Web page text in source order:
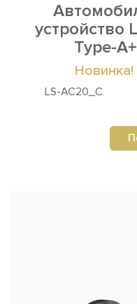
устройство
Type-
LS-AC20_C